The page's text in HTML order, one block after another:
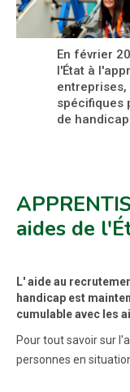
En février
l'État à
spécifiques
de
aides de
L' aide au
handicap est
cumulable avec les
Pour tout savoir sur
personnes en